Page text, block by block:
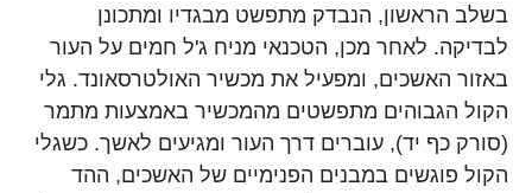
בשלב הראשון, הנבדק מתפשט מבגדיו ומתכונן
לבדיקה. לאחר מכן, הטכנאי מניח ג'ל חמים על העור
באזור האשכים, ומפעיל את מכשיר האולטרסאונד. גלי
הקול הגבוהים מתפשטים מהמכשיר באמצעות מתמר
(סורק כף יד), עוברים דרך העור ומגיעים לאשך. כשגלי
הקול פוגשים במבנים הפנימיים של האשכים, ההד